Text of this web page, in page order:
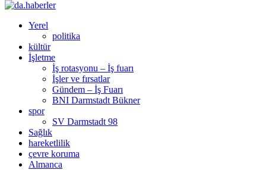
Yerel
politika
kültür
İşletme
İş rotasyonu – İş fuarı
İşler ve fırsatlar
Gündem – İş Fuarı
BNI Darmstadt Bükner
spor
SV Darmstadt 98
Sağlık
hareketlilik
çevre koruma
Almanca